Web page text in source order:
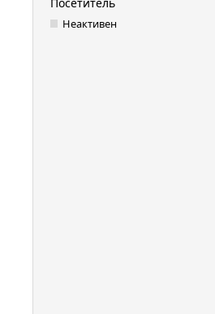
Посетитель
Неактивен